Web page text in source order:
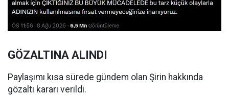
GÖZALTINA ALINDI
Paylaşımı kısa sürede gündem olan Şirin hakkında
gözaltı kararı verildi.